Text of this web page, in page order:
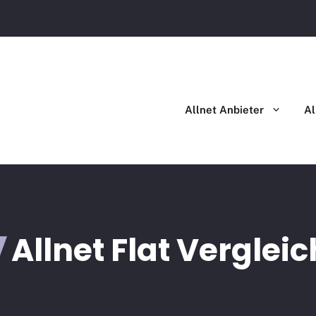
Allnet Anbieter
Allnet Flat